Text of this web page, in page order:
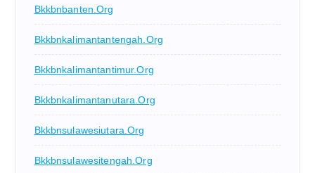
Bkkbnbanten.org
Bkkbnkalimantantengah.org
Bkkbnkalimantantimur.org
Bkkbnkalimantanutara.org
Bkkbnsulawesiutara.org
Bkkbnsulawesitengah.org